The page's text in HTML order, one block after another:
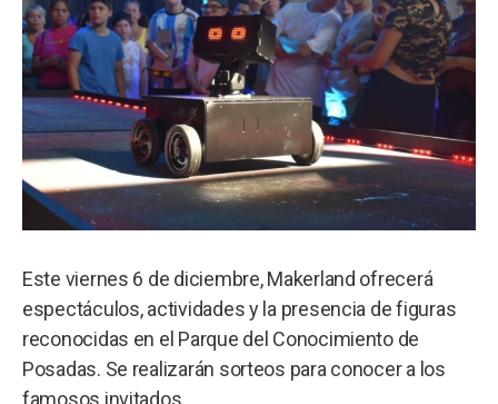
Este viernes 6 de diciembre, Makerland ofrecerá
espectáculos, actividades y la presencia de figuras
reconocidas en el Parque del Conocimiento de
Posadas. Se realizarán sorteos para conocer a los
famosos invitados.